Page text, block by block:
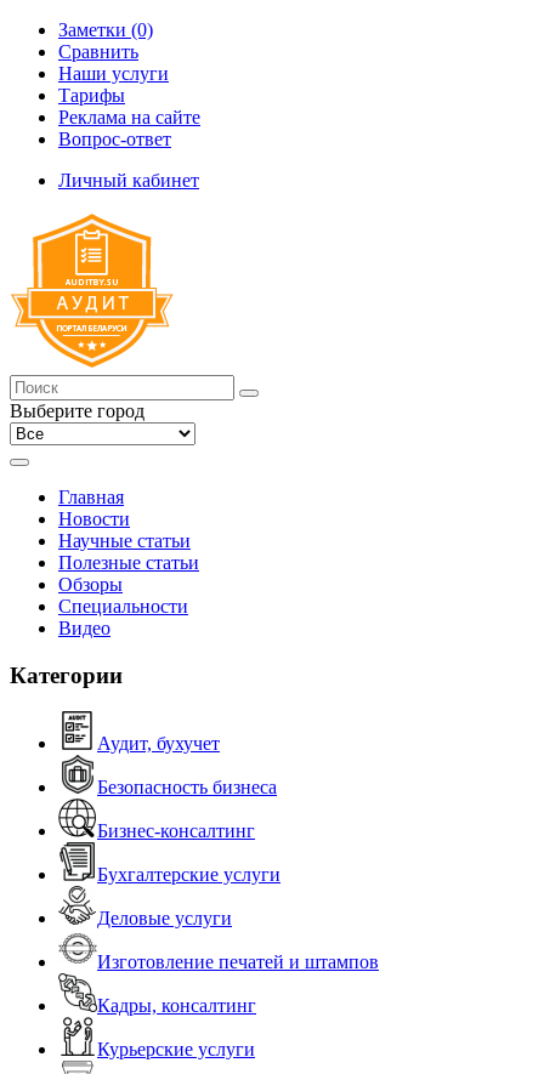
Заметки (0)
Сравнить
Наши услуги
Тарифы
Реклама на сайте
Вопрос-ответ
Личный кабинет
Выберите город
Главная
Новости
Научные статьи
Полезные статьи
Обзоры
Специальности
Видео
Категории
Аудит, бухучет
Безопасность бизнеса
Бизнес-консалтинг
Бухгалтерские услуги
Деловые услуги
Изготовление печатей и штампов
Кадры, консалтинг
Курьерские услуги